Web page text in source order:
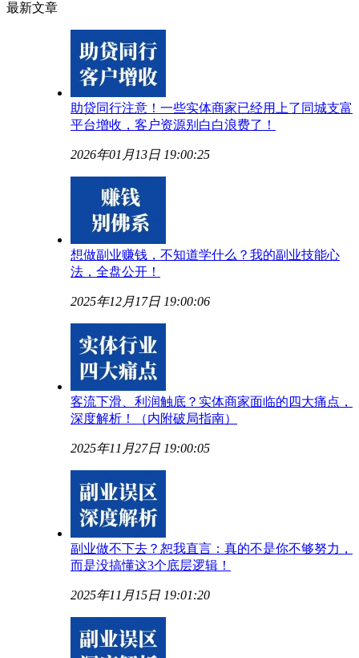
最新文章
助贷同行注意！一些实体商家已经用上了同城支富
平台增收，客户资源别白白浪费了！
2026年01月13日 19:00:25
想做副业赚钱，不知道学什么？我的副业技能心
法，全盘公开！
2025年12月17日 19:00:06
客流下滑、利润触底？实体商家面临的四大痛点，
深度解析！（内附破局指南）
2025年11月27日 19:00:05
副业做不下去？恕我直言：真的不是你不够努力，
而是没搞懂这3个底层逻辑！
2025年11月15日 19:01:20